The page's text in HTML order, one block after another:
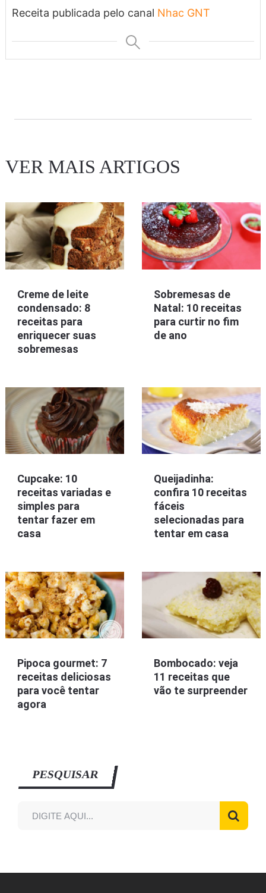
Receita publicada pelo canal Nhac GNT
VER MAIS ARTIGOS
Creme de leite
condensado: 8
receitas para
enriquecer suas
sobremesas
Sobremesas de
Natal: 10 receitas
para curtir no fim
de ano
Cupcake: 10
receitas variadas e
simples para
tentar fazer em
casa
Queijadinha:
confira 10 receitas
fáceis
selecionadas para
tentar em casa
Pipoca gourmet: 7
receitas deliciosas
para você tentar
agora
Bombocado: veja
11 receitas que
vão te surpreender
PESQUISAR